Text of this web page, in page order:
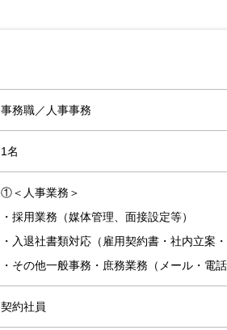
事務職／人事事務
1名
①＜人事業務＞
・採用業務（媒体管理、面接設定等）
・入退社書類対応（雇用契約書・社内立案
・その他一般事務・庶務業務（メール・電
契約社員